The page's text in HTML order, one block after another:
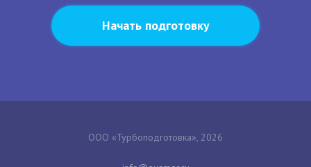
Начать подготовку
ООО «Турбоподготовка», 2026